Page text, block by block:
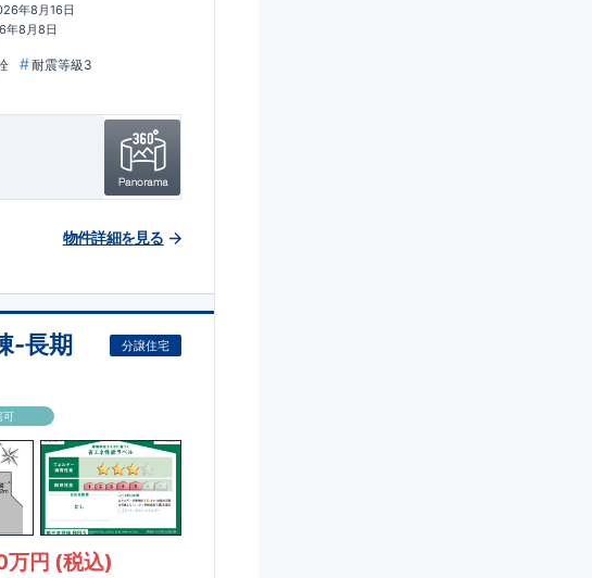
年8月16日
年8月8日
耐震等級3
すすめ
物件詳細を見る
-長期
分譲住宅
可
円 (税込)